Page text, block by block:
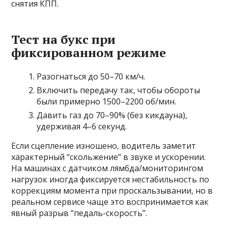
снятия КПП.
Тест на букс при
фиксированном режиме
Разогнаться до 50–70 км/ч.
Включить передачу так, чтобы обороты
были примерно 1500–2200 об/мин.
Давить газ до 70–90% (без кикдауна),
удерживая 4–6 секунд.
Если сцепление изношено, водитель заметит
характерный “скольжение” в звуке и ускорении.
На машинах с датчиком лямбда/мониторингом
нагрузок иногда фиксируется нестабильность по
коррекциям момента при проскальзывании, но в
реальном сервисе чаще это воспринимается как
явный разрыв “педаль-скорость”.